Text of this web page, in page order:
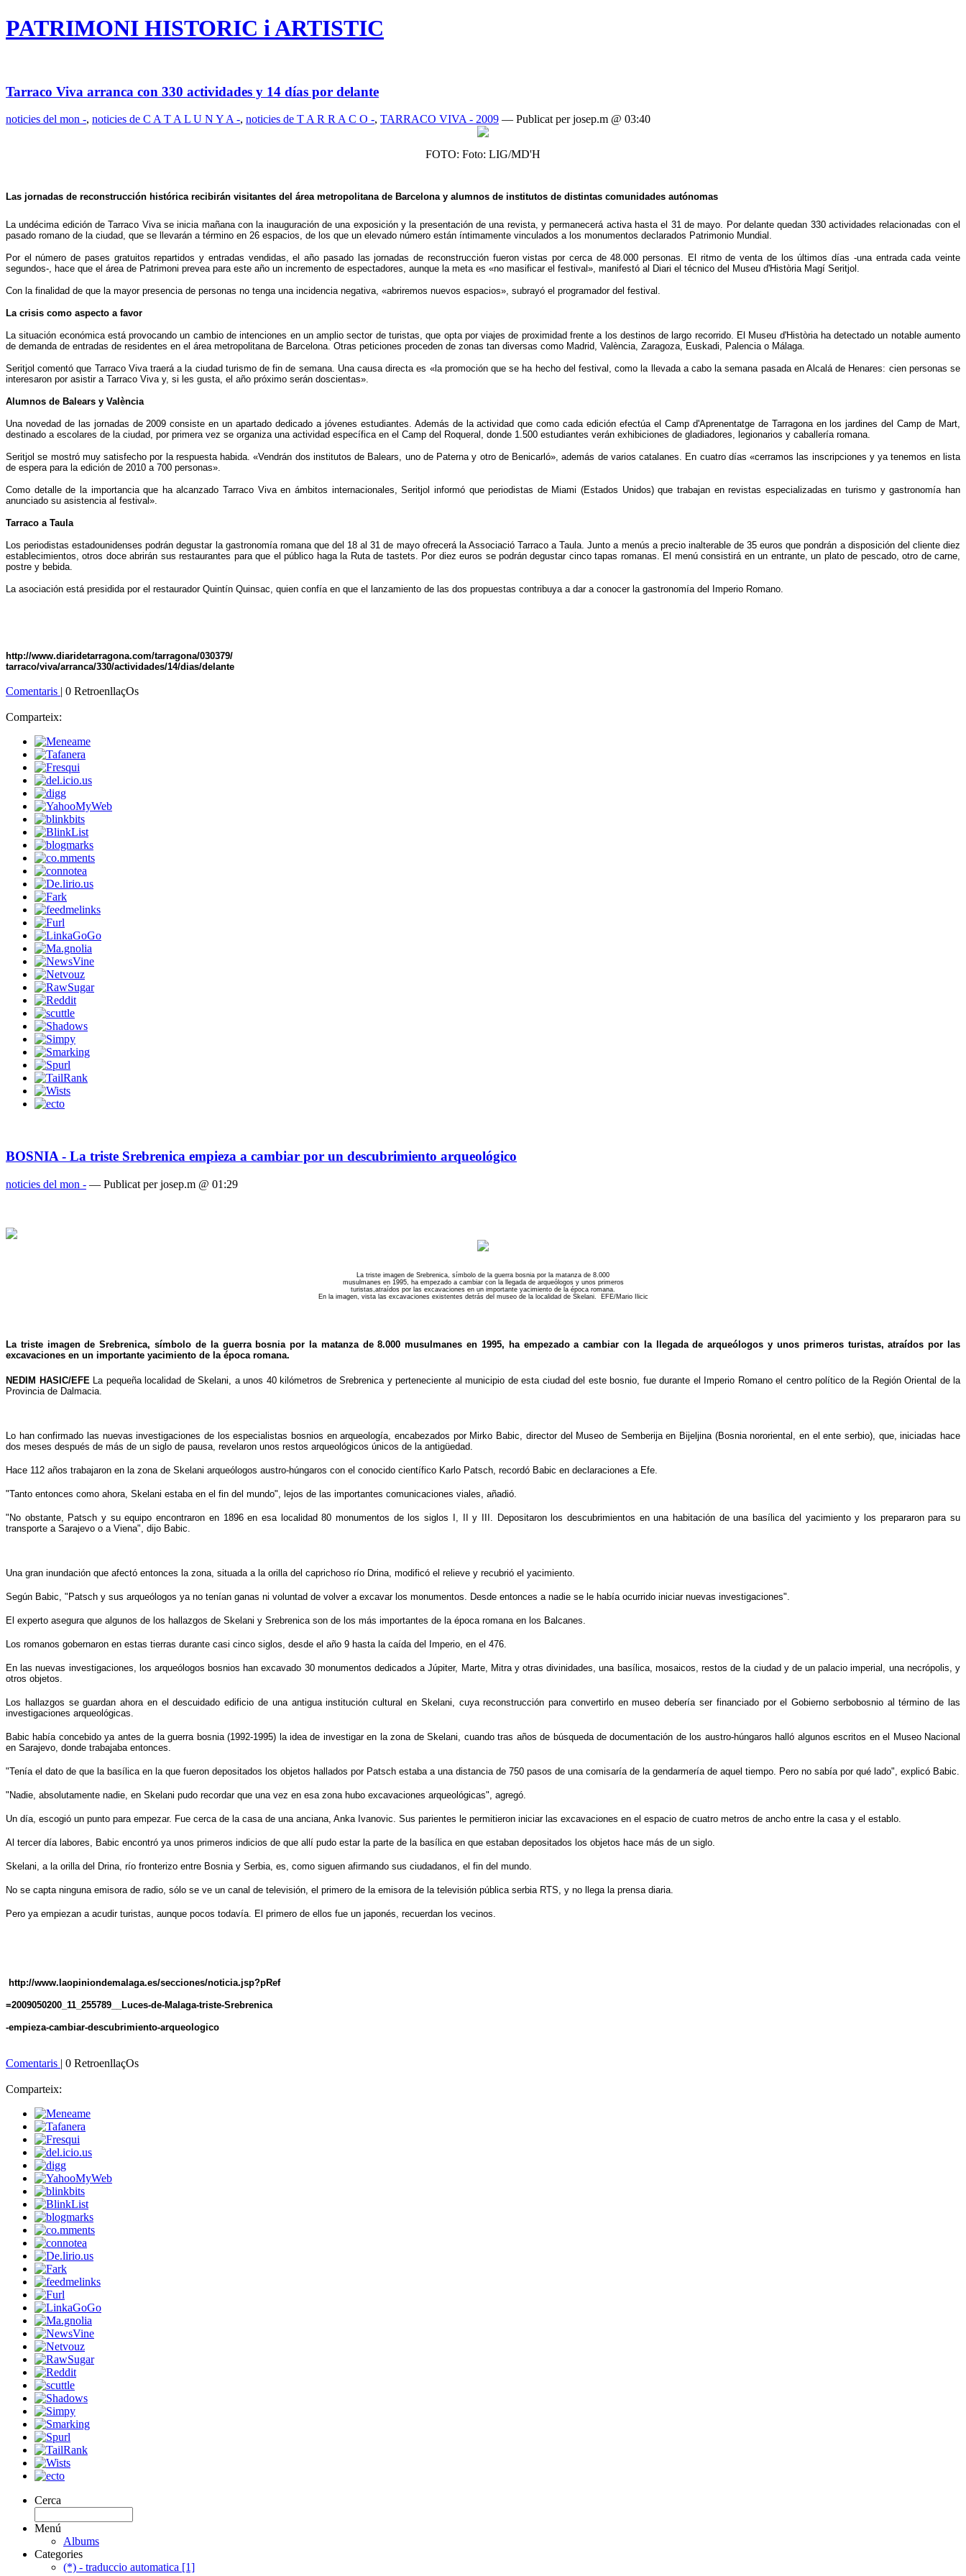
PATRIMONI HISTORIC i ARTISTIC
Tarraco Viva arranca con 330 actividades y 14 días por delante
noticies del mon -, noticies de C A T A L U N Y A -, noticies de T A R R A C O -, TARRACO VIVA - 2009 — Publicat per josep.m @ 03:40
FOTO: Foto: LIG/MD'H
Las jornadas de reconstrucción histórica recibirán visitantes del área metropolitana de Barcelona y alumnos de institutos de distintas comunidades autónomas
La undécima edición de Tarraco Viva se inicia mañana con la inauguración de una exposición y la presentación de una revista, y permanecerá activa hasta el 31 de mayo. Por delante quedan 330 actividades relacionadas con el
pasado romano de la ciudad, que se llevarán a término en 26 espacios, de los que un elevado número están íntimamente vinculados a los monumentos declarados Patrimonio Mundial.
Por el número de pases gratuitos repartidos y entradas vendidas, el año pasado las jornadas de reconstrucción fueron vistas por cerca de 48.000 personas. El ritmo de venta de los últimos días -una entrada cada veinte
segundos-, hace que el área de Patrimoni prevea para este año un incremento de espectadores, aunque la meta es «no masificar el festival», manifestó al Diari el técnico del Museu d'Història Magí Seritjol.
Con la finalidad de que la mayor presencia de personas no tenga una incidencia negativa, «abriremos nuevos espacios», subrayó el programador del festival.
La crisis como aspecto a favor
La situación económica está provocando un cambio de intenciones en un amplio sector de turistas, que opta por viajes de proximidad frente a los destinos de largo recorrido. El Museu d'Història ha detectado un notable aumento
de demanda de entradas de residentes en el área metropolitana de Barcelona. Otras peticiones proceden de zonas tan diversas como Madrid, València, Zaragoza, Euskadi, Palencia o Málaga.
Seritjol comentó que Tarraco Viva traerá a la ciudad turismo de fin de semana. Una causa directa es «la promoción que se ha hecho del festival, como la llevada a cabo la semana pasada en Alcalá de Henares: cien personas se
interesaron por asistir a Tarraco Viva y, si les gusta, el año próximo serán doscientas».
Alumnos de Balears y València
Una novedad de las jornadas de 2009 consiste en un apartado dedicado a jóvenes estudiantes. Además de la actividad que como cada edición efectúa el Camp d'Aprenentatge de Tarragona en los jardines del Camp de Mart,
destinado a escolares de la ciudad, por primera vez se organiza una actividad específica en el Camp del Roqueral, donde 1.500 estudiantes verán exhibiciones de gladiadores, legionarios y caballería romana.
Seritjol se mostró muy satisfecho por la respuesta habida. «Vendrán dos institutos de Balears, uno de Paterna y otro de Benicarló», además de varios catalanes. En cuatro días «cerramos las inscripciones y ya tenemos en lista
de espera para la edición de 2010 a 700 personas».
Como detalle de la importancia que ha alcanzado Tarraco Viva en ámbitos internacionales, Seritjol informó que periodistas de Miami (Estados Unidos) que trabajan en revistas especializadas en turismo y gastronomía han
anunciado su asistencia al festival».
Tarraco a Taula
Los periodistas estadounidenses podrán degustar la gastronomía romana que del 18 al 31 de mayo ofrecerá la Associació Tarraco a Taula. Junto a menús a precio inalterable de 35 euros que pondrán a disposición del cliente diez
establecimientos, otros doce abrirán sus restaurantes para que el público haga la Ruta de tastets. Por diez euros se podrán degustar cinco tapas romanas. El menú consistirá en un entrante, un plato de pescado, otro de carne,
postre y bebida.
La asociación está presidida por el restaurador Quintín Quinsac, quien confía en que el lanzamiento de las dos propuestas contribuya a dar a conocer la gastronomía del Imperio Romano.
http://www.diaridetarragona.com/tarragona/030379/
tarraco/viva/arranca/330/actividades/14/dias/delante
Comentaris | 0 RetroenllaçOs
Comparteix:
BOSNIA - La triste Srebrenica empieza a cambiar por un descubrimiento arqueológico
noticies del mon - — Publicat per josep.m @ 01:29
La triste imagen de Srebrenica, símbolo de la guerra bosnia por la matanza de 8.000
musulmanes en 1995, ha empezado a cambiar con la llegada de arqueólogos y unos primeros
turistas,atraídos por las excavaciones en un importante yacimiento de la época romana.
En la imagen, vista las excavaciones existentes detrás del museo de la localidad de Skelani. EFE/Mario Ilicic
La triste imagen de Srebrenica, símbolo de la guerra bosnia por la matanza de 8.000 musulmanes en 1995, ha empezado a cambiar con la llegada de arqueólogos y unos primeros turistas, atraídos por las
excavaciones en un importante yacimiento de la época romana.
NEDIM HASIC/EFE La pequeña localidad de Skelani, a unos 40 kilómetros de Srebrenica y perteneciente al municipio de esta ciudad del este bosnio, fue durante el Imperio Romano el centro político de la Región Oriental de la
Provincia de Dalmacia.
Lo han confirmado las nuevas investigaciones de los especialistas bosnios en arqueología, encabezados por Mirko Babic, director del Museo de Semberija en Bijeljina (Bosnia nororiental, en el ente serbio), que, iniciadas hace
dos meses después de más de un siglo de pausa, revelaron unos restos arqueológicos únicos de la antigüedad.
Hace 112 años trabajaron en la zona de Skelani arqueólogos austro-húngaros con el conocido científico Karlo Patsch, recordó Babic en declaraciones a Efe.
"Tanto entonces como ahora, Skelani estaba en el fin del mundo", lejos de las importantes comunicaciones viales, añadió.
"No obstante, Patsch y su equipo encontraron en 1896 en esa localidad 80 monumentos de los siglos I, II y III. Depositaron los descubrimientos en una habitación de una basílica del yacimiento y los prepararon para su
transporte a Sarajevo o a Viena", dijo Babic.
Una gran inundación que afectó entonces la zona, situada a la orilla del caprichoso río Drina, modificó el relieve y recubrió el yacimiento.
Según Babic, "Patsch y sus arqueólogos ya no tenían ganas ni voluntad de volver a excavar los monumentos. Desde entonces a nadie se le había ocurrido iniciar nuevas investigaciones".
El experto asegura que algunos de los hallazgos de Skelani y Srebrenica son de los más importantes de la época romana en los Balcanes.
Los romanos gobernaron en estas tierras durante casi cinco siglos, desde el año 9 hasta la caída del Imperio, en el 476.
En las nuevas investigaciones, los arqueólogos bosnios han excavado 30 monumentos dedicados a Júpiter, Marte, Mitra y otras divinidades, una basílica, mosaicos, restos de la ciudad y de un palacio imperial, una necrópolis, y
otros objetos.
Los hallazgos se guardan ahora en el descuidado edificio de una antigua institución cultural en Skelani, cuya reconstrucción para convertirlo en museo debería ser financiado por el Gobierno serbobosnio al término de las
investigaciones arqueológicas.
Babic había concebido ya antes de la guerra bosnia (1992-1995) la idea de investigar en la zona de Skelani, cuando tras años de búsqueda de documentación de los austro-húngaros halló algunos escritos en el Museo Nacional
en Sarajevo, donde trabajaba entonces.
"Tenía el dato de que la basílica en la que fueron depositados los objetos hallados por Patsch estaba a una distancia de 750 pasos de una comisaría de la gendarmería de aquel tiempo. Pero no sabía por qué lado", explicó Babic.
"Nadie, absolutamente nadie, en Skelani pudo recordar que una vez en esa zona hubo excavaciones arqueológicas", agregó.
Un día, escogió un punto para empezar. Fue cerca de la casa de una anciana, Anka Ivanovic. Sus parientes le permitieron iniciar las excavaciones en el espacio de cuatro metros de ancho entre la casa y el establo.
Al tercer día labores, Babic encontró ya unos primeros indicios de que allí pudo estar la parte de la basílica en que estaban depositados los objetos hace más de un siglo.
Skelani, a la orilla del Drina, río fronterizo entre Bosnia y Serbia, es, como siguen afirmando sus ciudadanos, el fin del mundo.
No se capta ninguna emisora de radio, sólo se ve un canal de televisión, el primero de la emisora de la televisión pública serbia RTS, y no llega la prensa diaria.
Pero ya empiezan a acudir turistas, aunque pocos todavía. El primero de ellos fue un japonés, recuerdan los vecinos.
http://www.laopiniondemalaga.es/secciones/noticia.jsp?pRef
=2009050200_11_255789__Luces-de-Malaga-triste-Srebrenica
-empieza-cambiar-descubrimiento-arqueologico
Comentaris | 0 RetroenllaçOs
Comparteix:
Cerca
Menú
Albums
Categories
(*) - traduccio automatica [1]